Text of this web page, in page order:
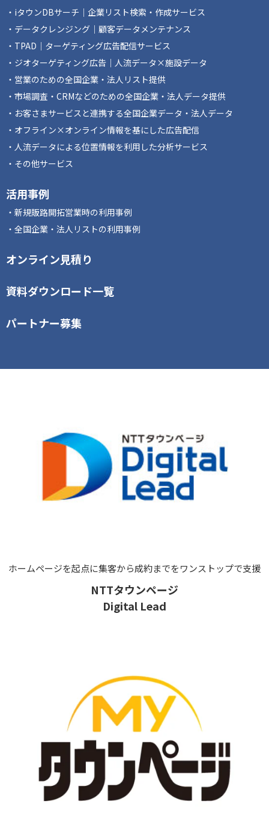
iタウンDBサーチ｜企業リスト検索・作成サービス
データクレンジング｜顧客データメンテナンス
TPAD｜ターゲティング広告配信サービス
ジオターゲティング広告｜人流データ×施設データ
営業のための全国企業・法人リスト提供
市場調査・CRMなどのための全国企業・法人データ提供
お客さまサービスと連携する全国企業データ・法人データ
オフライン×オンライン情報を基にした広告配信
人流データによる位置情報を利用した分析サービス
その他サービス
活用事例
新規販路開拓営業時の利用事例
全国企業・法人リストの利用事例
オンライン見積り
資料ダウンロード一覧
パートナー募集
NTTタウンページ
Digital Lead
ホームページを起点に集客から成約までをワンストップで支援